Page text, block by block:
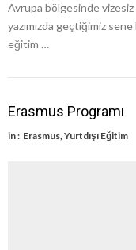
Avrupa bölgesinde
yazımızda geçtiğimiz
eğitim …
Erasmus Programı
in : Erasmus,Yurtdışı Eğitim